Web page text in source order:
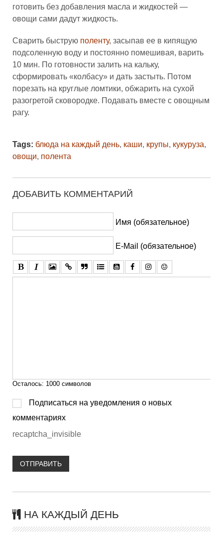
готовить без добавления масла и жидкостей —
овощи сами дадут жидкость.
Сварить быструю поленту, засыпав ее в кипящую
подсоленную воду и постоянно помешивая, варить
10 мин. По готовности залить на кальку,
сформировать «колбасу» и дать застыть. Потом
порезать на круглые ломтики, обжарить на сухой
разогретой сковородке. Подавать вместе с овощным
рагу.
Tags: блюда на каждый день, каши, крупы, кукуруза,
овощи, полента
ДОБАВИТЬ КОММЕНТАРИЙ
Имя (обязательное)
E-Mail (обязательное)
Осталось: 1000 символов
Подписаться на уведомления о новых
комментариях
recaptcha_invisible
ОТПРАВИТЬ
НА КАЖДЫЙ ДЕНЬ